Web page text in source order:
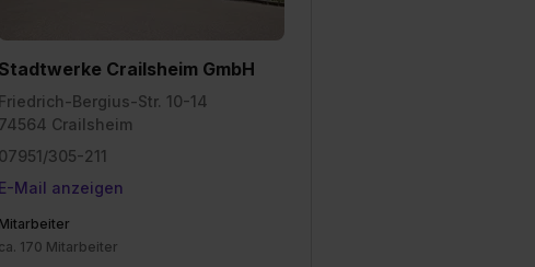
Stadtwerke Crailsheim GmbH
Friedrich-Bergius-Str. 10-14
74564 Crailsheim
07951/305-211
E-Mail anzeigen
Mitarbeiter
ca. 170 Mitarbeiter